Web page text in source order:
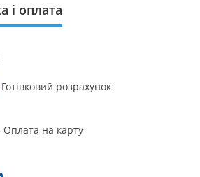
і оплата
Готівковий розрахунок
Оплата на карту